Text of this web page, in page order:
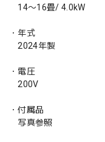
14〜16畳/ 4.0kW
・年式
2024年製
・電圧
200V
・付属品
写真参照